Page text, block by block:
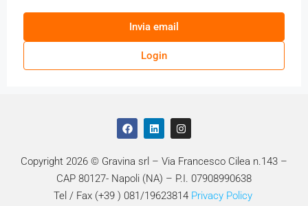
Invia email
Login
Copyright 2026 © Gravina srl – Via Francesco Cilea n.143 –
CAP 80127- Napoli (NA) – P.I. 07908990638
Tel / Fax (+39 ) 081/19623814 Privacy Policy